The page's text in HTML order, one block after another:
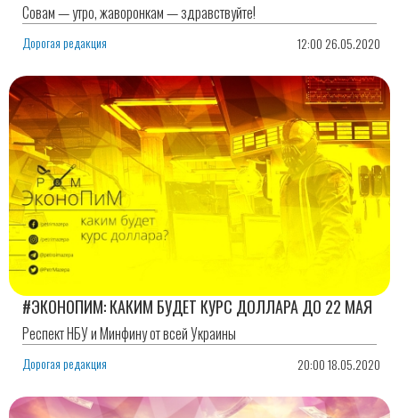
Совам — утро, жаворонкам — здравствуйте!
Дорогая редакция 12:00 26.05.2020
#ЭКОНОПИМ: КАКИМ БУДЕТ КУРС ДОЛЛАРА ДО 22 МАЯ
Респект НБУ и Минфину от всей Украины
Дорогая редакция 20:00 18.05.2020